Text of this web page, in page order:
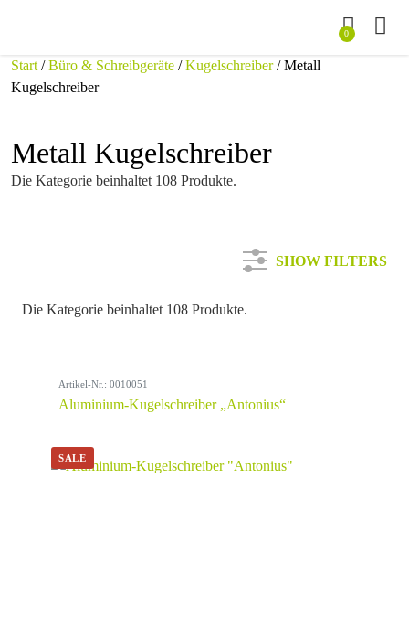
0
Start /Büro & Schreibgeräte /Kugelschreiber/ Metall
Kugelschreiber
Metall Kugelschreiber
Die Kategorie beinhaltet 108 Produkte.
SHOW FILTERS
Farbe
Werbeanbringung
Die Kategorie beinhaltet 108 Produkte.
Artikel-Nr.: 0010051
Aluminium-Kugelschreiber „Antonius“